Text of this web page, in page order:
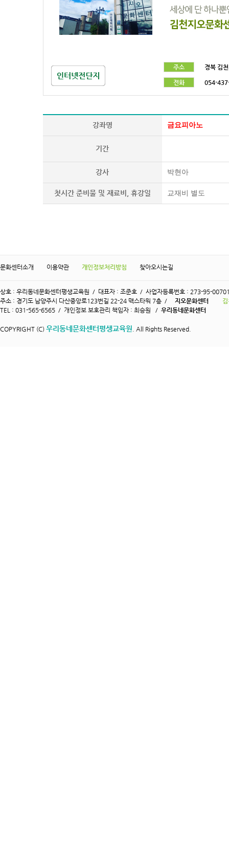
주소 경북 김
전화 054-
강좌명 금요피아노
기간
강사 박현아
첫시간 준비물 및 재료비, 휴강일 교재비 별도
문화센터소개 이용약관 개인정보처리방침 찾아오시는길
상호 : 우리동네문화센터평생교육원 / 대표자 : 조준호 / 사업자등록번호 : 273-95-
주소 : 경기도 남양주시 다산중앙로123번길 22-24 맥스타워 7층 /
지오문화센터
TEL : 031-565-6565 / 개인정보 보호관리 책임자 : 최승원 / 우리동네문화센터
COPYRIGHT (C) 우리동네문화센터평생교육원 . All Rights Reserved.